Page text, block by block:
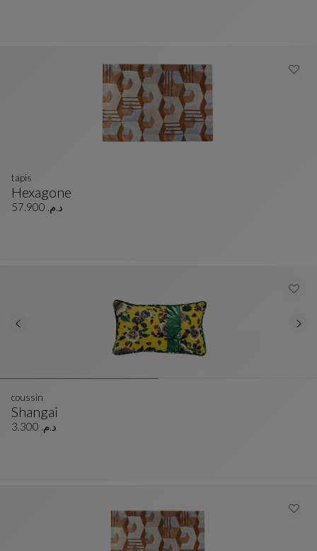
Hexagone
Tapis
Voir La Description Complète
tapis
د.م. 57.900
Shangai
Coussin
Voir La Description Complète
coussin
د.م. 3.300